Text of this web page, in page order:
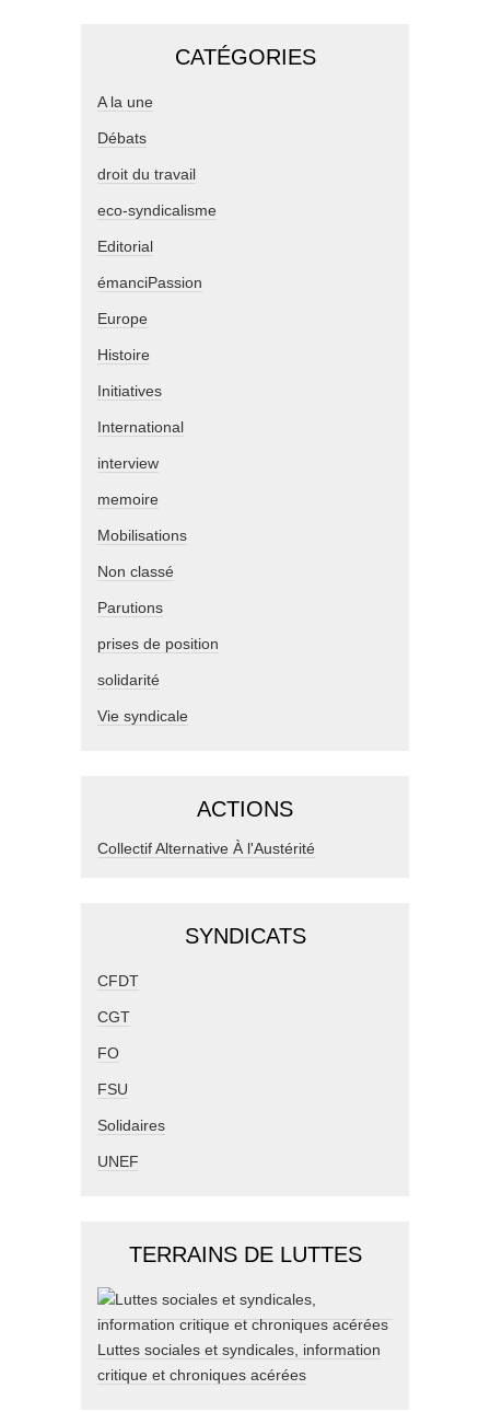
CATÉGORIES
A la une
Débats
droit du travail
eco-syndicalisme
Editorial
émanciPassion
Europe
Histoire
Initiatives
International
interview
memoire
Mobilisations
Non classé
Parutions
prises de position
solidarité
Vie syndicale
ACTIONS
Collectif Alternative À l'Austérité
SYNDICATS
CFDT
CGT
FO
FSU
Solidaires
UNEF
TERRAINS DE LUTTES
Luttes sociales et syndicales, information
critique et chroniques acérées